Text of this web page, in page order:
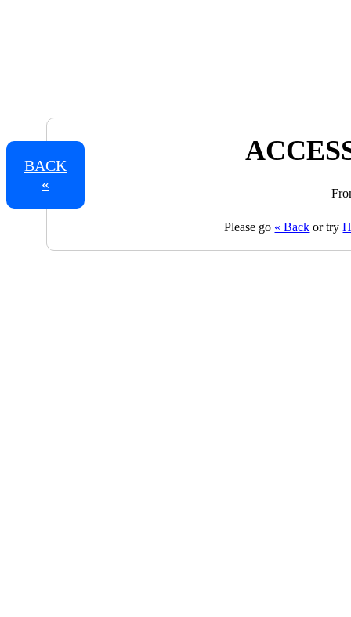
BACK
«
Please go « Back or try